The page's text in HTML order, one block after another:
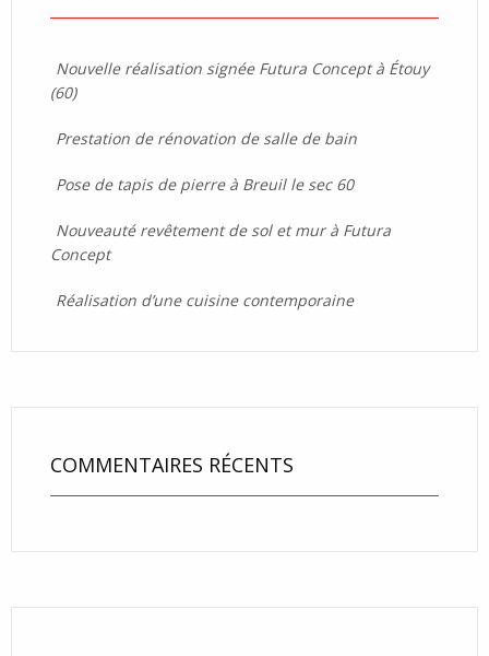
Nouvelle réalisation signée Futura Concept à Étouy
(60)
Prestation de rénovation de salle de bain
Pose de tapis de pierre à Breuil le sec 60
Nouveauté revêtement de sol et mur à Futura
Concept
Réalisation d’une cuisine contemporaine
COMMENTAIRES RÉCENTS